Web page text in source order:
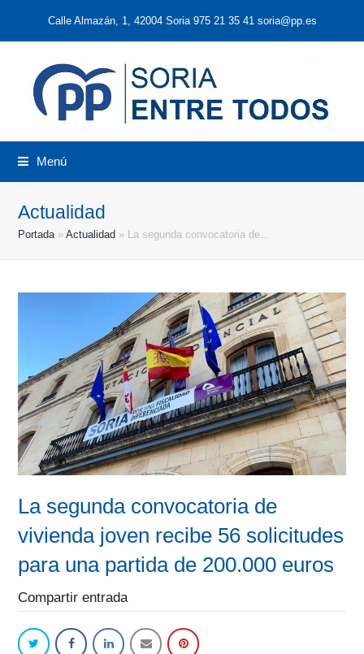
Calle Almazán, 1, 42004 Soria 975 21 35 41 soria@pp.es
Menú
Actualidad
Portada»Actualidad » La segunda convocatoria de…
La segunda convocatoria de
vivienda joven recibe 56 solicitudes
para una partida de 200.000 euros
Compartir entrada